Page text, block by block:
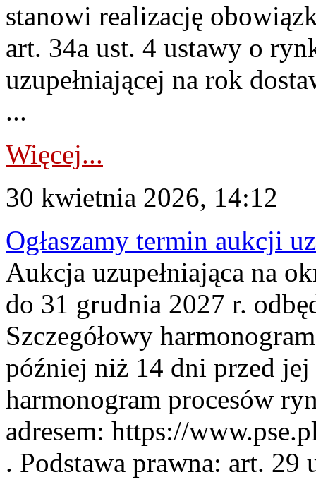
stanowi realizację
art. 34a ust. 4 ustawy o
uzupełniającej na rok
...
Więcej...
30 kwietnia 2026, 14:12
Ogłaszamy termin aukcji
Aukcja uzupełniająca na
do 31 grudnia 2027 r.
Szczegółowy
później niż 14 dni przed
harmonogram procesów
adresem: https://
. Podstawa prawna: art. 29